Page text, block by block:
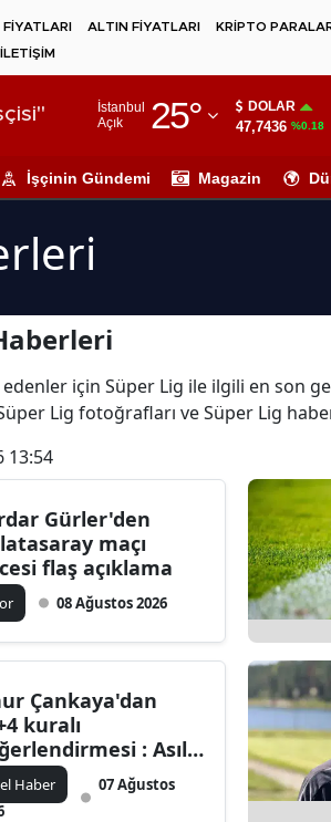
ALTIN FİYATLARI KRİPTO
İLETİŞİM
İstanbul
Açık
25°
Adıyaman
Ağrı
Artvin
Aydın
Balıkesir
Bilecik
Bingöl
Bitlis
Bolu
Burdur
Bursa
Çanakkale
DOLAR
47,7436 %0.18
İşçinin Gündemi Magazin
için Süper Lig ile ilgili en son
Lig fotoğrafları ve Süper Lig
13:54
Gürler'den
maçı
flaş açıklama
08 Ağustos 2026
Çankaya'dan
kuralı
: Asıl
yabancı sayısı
Haber
07 Ağustos